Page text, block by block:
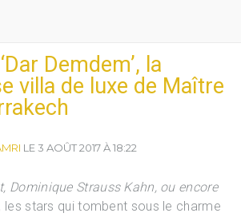
Demdem’, la
villa de luxe de Maître
LE 3 AOÛT 2017 À 18:22
Dominique Strauss Kahn, ou encore
les stars qui tombent sous le charme